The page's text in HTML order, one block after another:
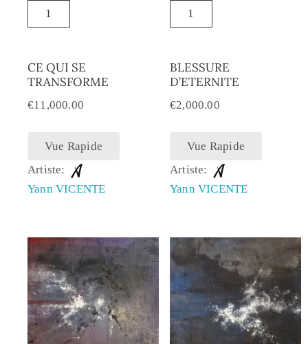
CE QUI SE
TRANSFORME
€11,000.00
Vue Rapide
Artiste:
Yann VICENTE
BLESSURE
D’ETERNITE
€2,000.00
Vue Rapide
Artiste:
Yann VICENTE